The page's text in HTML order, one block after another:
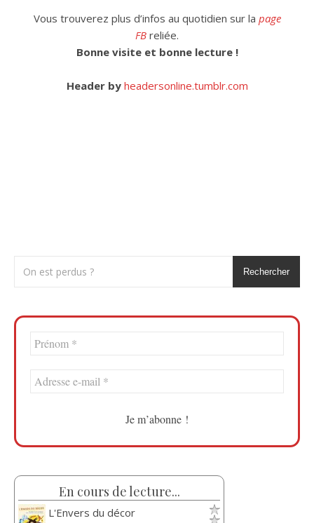
Vous trouverez plus d’infos au quotidien sur la page
FB reliée.
Bonne visite et bonne lecture !
Header by headersonline.tumblr.com
Rechercher
En cours de lecture...
L'Envers du décor